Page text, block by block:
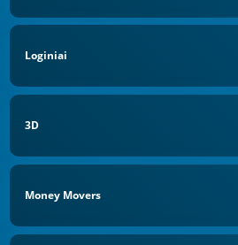
Loginiai
3D
Money Movers